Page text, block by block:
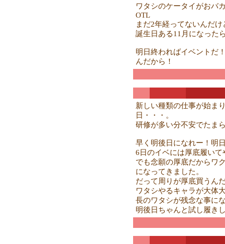
ワタシのケータイがおバ
OTL
まだ2年経ってないんだ
誕生日ある11月になった
明日終わればイベントだ
んだから！
新しい種類の仕事が始ま
日・・・。
研修が多い分不安でたま
早く明後日になれー！明
6日のイベには厚底履い
でも念願の厚底だからワ
になってきました。
だって周りが厚底買うん
ワタシやるキャラが大体
長のワタシが残念な事に
明後日ちゃんと試し履き